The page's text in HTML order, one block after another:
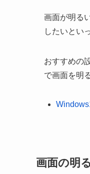
画面が明る
したいとい
おすすめの
で画面を明
画面の明